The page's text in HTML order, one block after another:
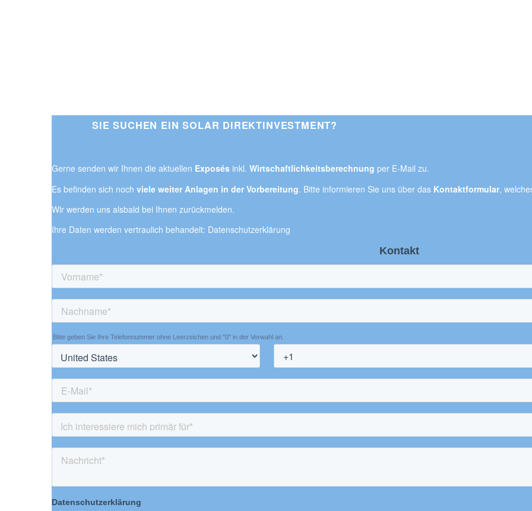
SIE SUCHEN EIN SOLAR DIREKTINVESTMENT?
Gerne senden wir Ihnen die aktuellen Exposés inkl. Wirtschaftlichkeitsberechnung per E-Mail zu.
Es befinden sich noch viele weiter Anlagen in der Vorbereitung. Bitte informieren Sie uns über das Kontaktformular,
Wir werden uns alsbald bei Ihnen zurückmelden.
Ihre Daten werden vertraulich behandelt: Datenschutzerklärung